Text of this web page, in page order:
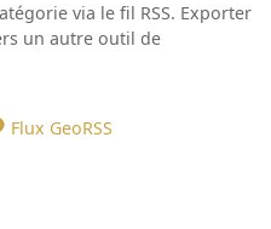
via le fil RSS. Exporter
un autre outil de
Flux GeoRSS